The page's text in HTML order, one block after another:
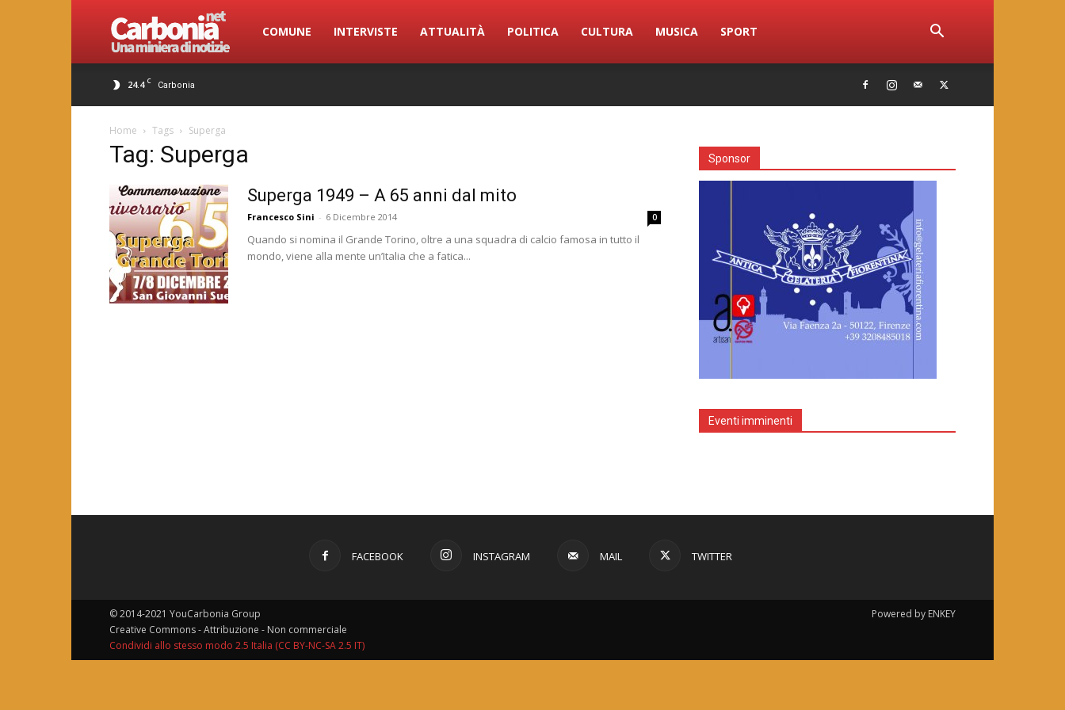
Carbonia.net
COMUNE INTERVISTE ATTUALITÀ POLITICA CULTURA MUSICA SPORT
24.4 C Carbonia
Home Tags Superga
Tag: Superga
Superga 1949 – A 65 anni dal mito
Francesco Sini - 6 Dicembre 2014 0
Quando si nomina il Grande Torino, oltre a una squadra di calcio famosa in tutto il
mondo, viene alla mente un’Italia che a fatica...
Sponsor
Eventi imminenti
FACEBOOK INSTAGRAM MAIL TWITTER
Powered by ENKEY
© 2014-2021 YouCarbonia Group
Creative Commons - Attribuzione - Non commerciale
Condividi allo stesso modo 2.5 Italia (CC BY-NC-SA 2.5 IT)